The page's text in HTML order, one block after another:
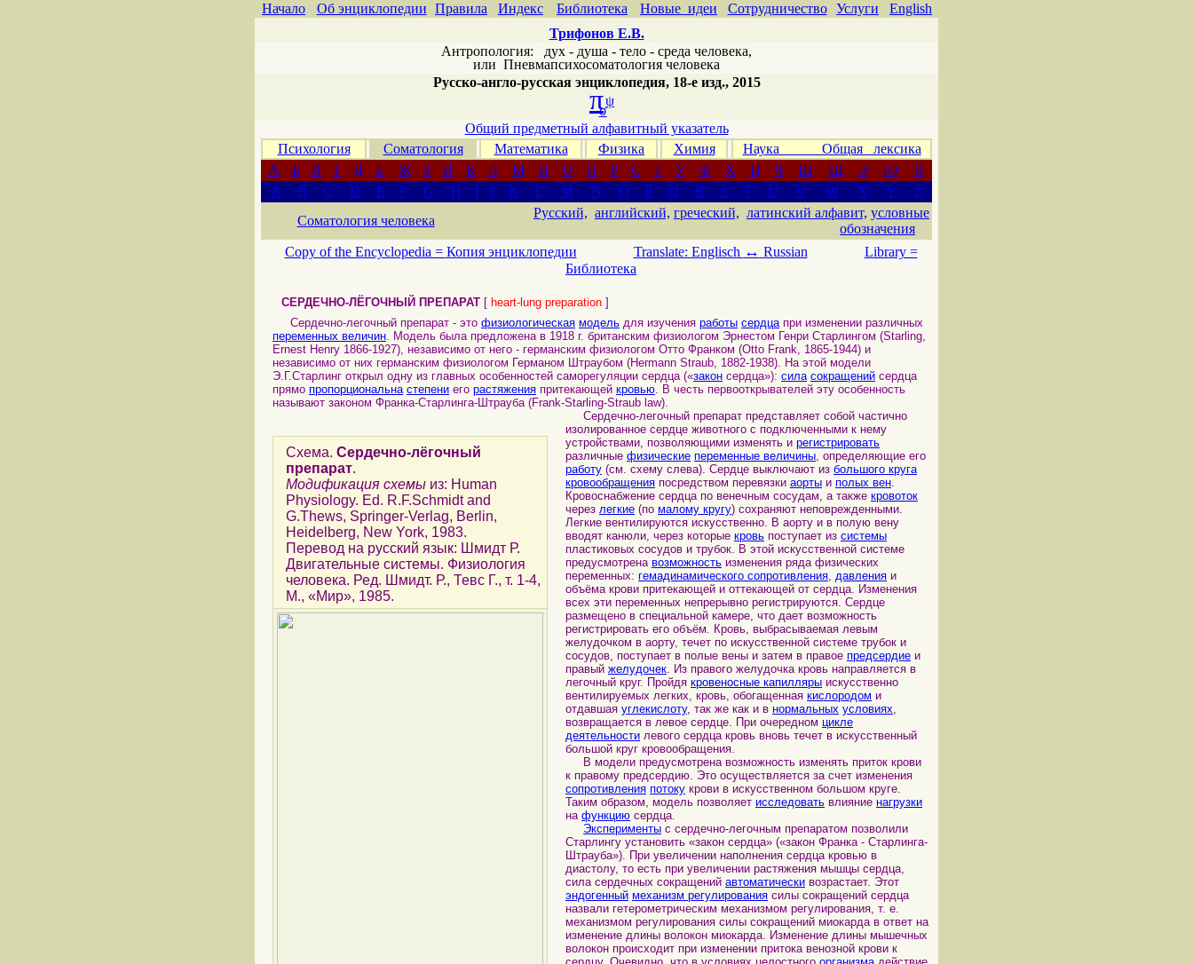
Начало Об энциклопедии Правила Индекс Библиотека Новые идеи Сотрудничество Услуги
English
Трифонов Е.В.
Антропология: дух - душа - тело - среда человека,
или Пневмапсихосоматология человека
Русско-англо-русская энциклопедия, 18-е изд., 2015
πψ
σ
Общий предметный алфавитный указатель
Психология
Соматология Математика Физика Химия
Наука Общая лексика
А
Б В Г Д Е Ж З И К Л М Н О П Р С Т У Ф Х Ц Ч Ш Щ Э Ю
Я
A
B C D E F G H I J K L M N O P Q R S T U V W X Y
Z
Соматология человека
Русский, английский, греческий, латинский алфавит, условные
обозначения
Copy of the Encyclopedia = Копия энциклопедии Translate: Englisch ↔ Russian
Library =
Библиотека
СЕРДЕЧНО-ЛЁГОЧНЫЙ ПРЕПАРАТ [ heart-lung preparation ]
Сердечно-легочный препарат - это физиологическая модель для изучения работы сердцапри изменении различных
переменных величин. Модель была предложена в 1918 г. британским физиологом Эрнестом Генри Старлингом (Starling,
Ernest Henry 1866-1927), независимо от него - германским физиологом Отто Франком (Otto Frank, 1865-1944) и
независимо от них германским физиологом Германом Штраубом (Hermann Straub, 1882-1938). На этой модели
Э.Г.Старлинг открыл одну из главных особенностей саморегуляции сердца («закон сердца»): сила сокращений сердца
прямо пропорциональна степени его растяжения притекающей кровью. В честь первооткрывателей эту особенность
называют законом Франка-Старлинга-Штрауба (Frank-Starling-Straub law).
Схема. Сердечно-лёгочный
препарат.
Модификация схемы из: Human
Physiology. Ed. R.F.Schmidt and
G.Thews, Springer-Verlag, Berlin,
Heidelberg, New York, 1983.
Перевод на русский язык: Шмидт Р.
Двигательные системы. Физиология
человека. Ред. Шмидт. Р., Тевс Г., т. 1-4,
М., «Мир», 1985.
Сердечно-легочный препарат представляет собой частично
изолированное сердце животного с подключенными к нему
устройствами, позволяющими изменять и регистрировать
различные физические переменные величины, определяющие его
работу (см. схему слева). Сердце выключают из большого круга
кровообращения посредством перевязки аорты и полых вен.
Кровоснабжение сердца по венечным сосудам, а также кровоток
через легкие (по малому кругу) сохраняют неповрежденными.
Легкие вентилируются искусственно. В аорту и в полую вену
вводят канюли, через которые кровь поступает из системы
пластиковых сосудов и трубок. В этой искусственной системе
предусмотрена возможность изменения ряда физических
переменных: гемадинамического сопротивления, давления и
объёма крови притекающей и оттекающей от сердца. Изменения
всех эти переменных непрерывно регистрируются. Сердце
размещено в специальной камере, что дает возможность
регистрировать его объём. Кровь, выбрасываемая левым
желудочком в аорту, течет по искусственной системе трубок и
сосудов, поступает в полые вены и затем в правое предсердие и
правый желудочек. Из правого желудочка кровь направляется в
легочный круг. Пройдя кровеносные капилляры искусственно
вентилируемых легких, кровь, обогащенная кислородом и
отдавшая углекислоту, так же как и в нормальных условиях,
возвращается в левое сердце. При очередном цикле
деятельности левого сердца кровь вновь течет в искусственный
большой круг кровообращения.
В модели предусмотрена возможность изменять приток крови
к правому предсердию. Это осуществляется за счет изменения
сопротивления потоку крови в искусственном большом круге.
Таким образом, модель позволяет исследовать влияние нагрузки
на функцию сердца.
Эксперименты с сердечно-легочным препаратом позволили
Старлингу установить «закон сердца» («закон Франка - Старлинга-
Штрауба»). При увеличении наполнения сердца кровью в
диастолу, то есть при увеличении растяжения мышцы сердца,
сила сердечных сокращений автоматически возрастает. Этот
эндогенный механизм регулирования силы сокращений сердца
назвали гетерометрическим механизмом регулирования, т. е.
механизмом регулирования силы сокращений миокарда в ответ на
изменение длины волокон миокарда. Изменение длины мышечных
волокон происходит при изменении притока венозной крови к